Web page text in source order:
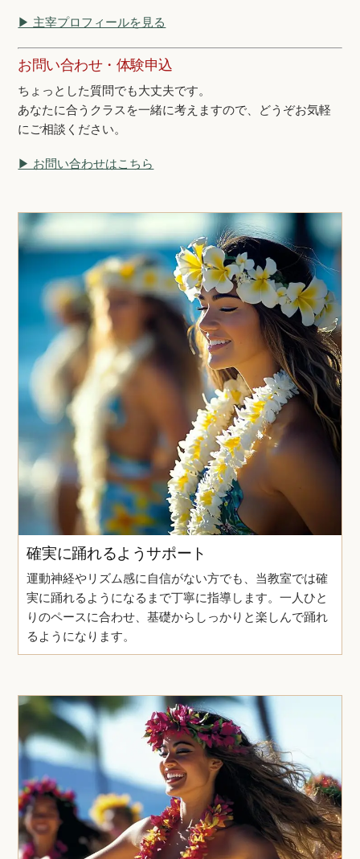
▶ 主宰プロフィールを見る
お問い合わせ・体験申込
ちょっとした質問でも大丈夫です。
あなたに合うクラスを一緒に考えますので、どうぞお気軽
にご相談ください。
▶ お問い合わせはこちら
確実に踊れるようサポート
運動神経やリズム感に自信がない方でも、当教室では確
実に踊れるようになるまで丁寧に指導します。一人ひと
りのペースに合わせ、基礎からしっかりと楽しんで踊れ
るようになります。